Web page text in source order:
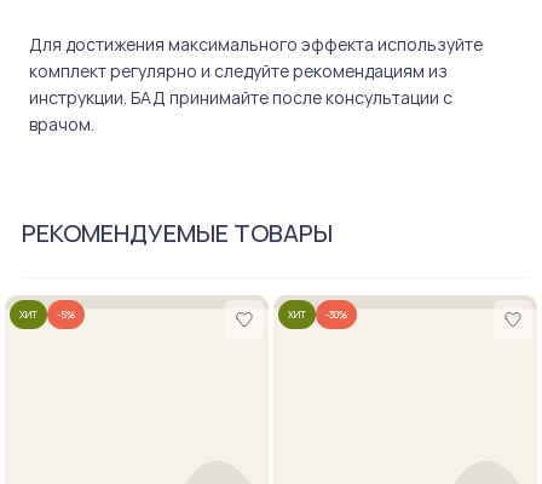
Для достижения максимального эффекта используйте
комплект регулярно и следуйте рекомендациям из
инструкции. БАД принимайте после консультации с
врачом.
РЕКОМЕНДУЕМЫЕ ТОВАРЫ
ХИТ -5% ХИТ -30%